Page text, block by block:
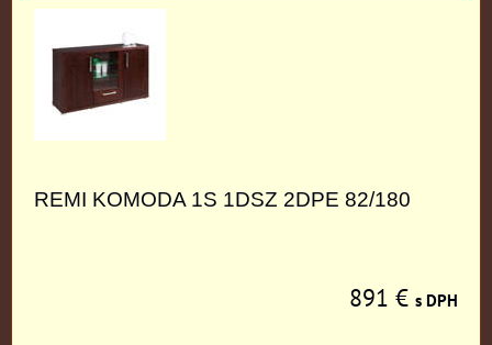
REMI KOMODA 1S 1DSZ 2DPE 82/180
891 € s DPH